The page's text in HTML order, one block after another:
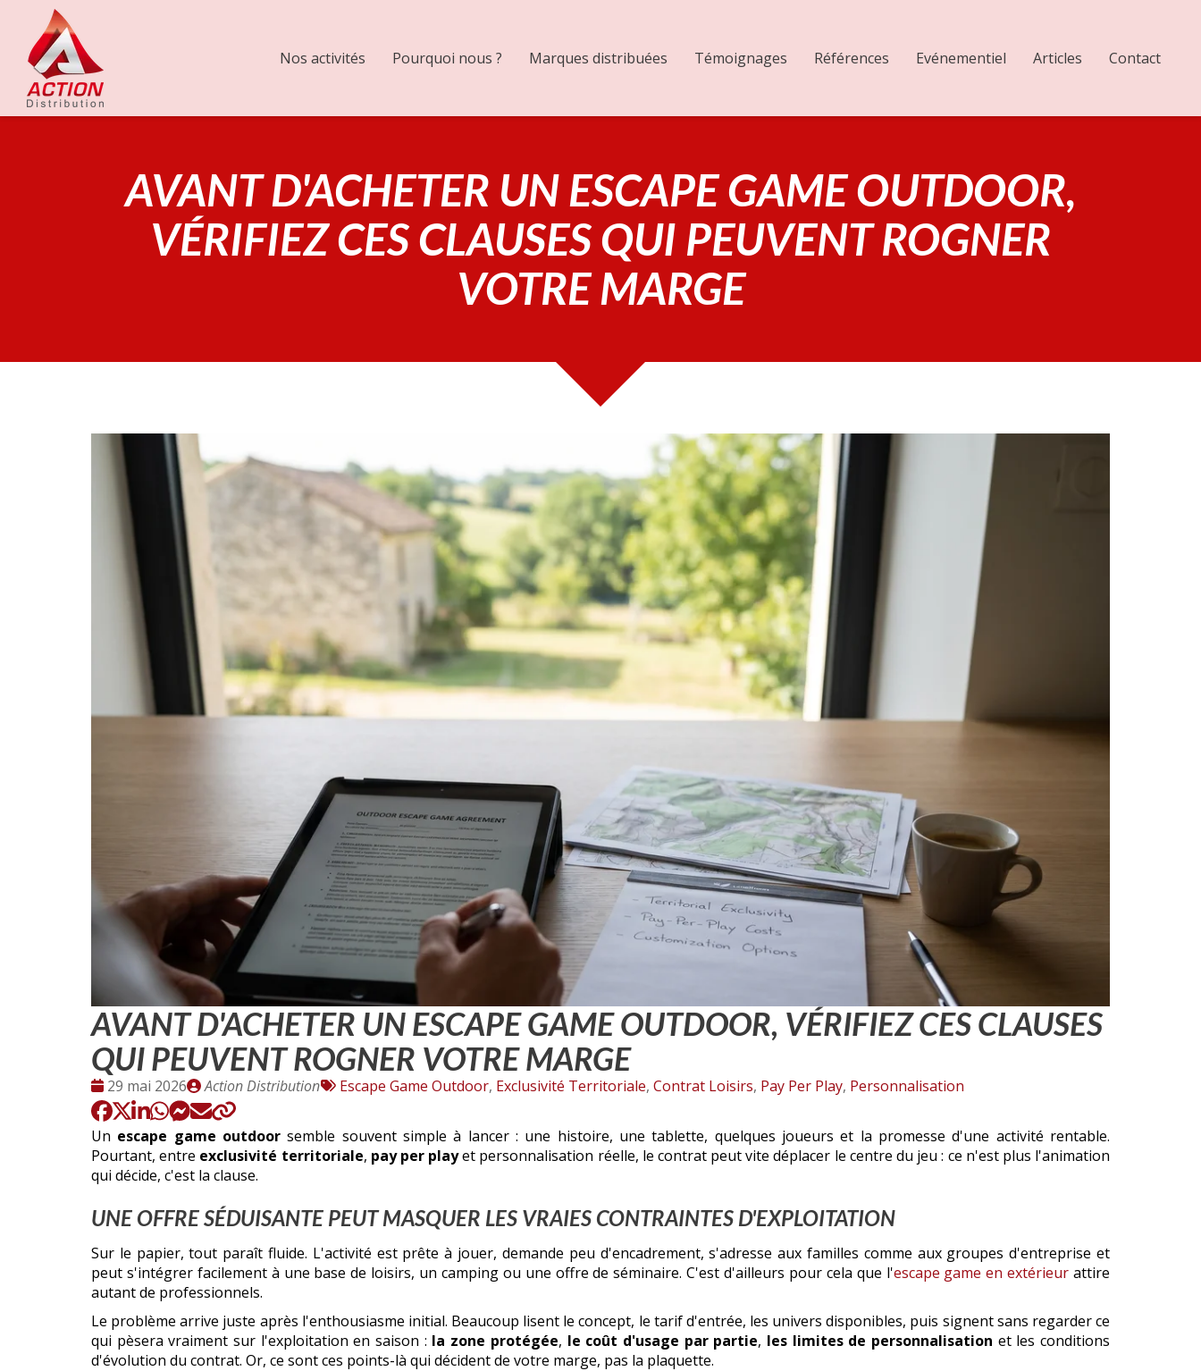
Nos activités Pourquoi nous ? Marques distribuées Témoignages Références Evénementiel Articles Contact
AVANT D'ACHETER UN ESCAPE GAME OUTDOOR,
VÉRIFIEZ CES CLAUSES QUI PEUVENT ROGNER
VOTRE MARGE
AVANT D'ACHETER UN ESCAPE GAME OUTDOOR, VÉRIFIEZ CES CLAUSES
QUI PEUVENT ROGNER VOTRE MARGE
Date
:
29 mai 2026
Publié
par
Action Distribution
Tags
Escape Game Outdoor, Exclusivité Territoriale, Contrat Loisirs, Pay Per Play, Personnalisation
Un escape game outdoor semble souvent simple à lancer : une histoire, une tablette, quelques joueurs et la promesse d'une activité rentable.
Pourtant, entre exclusivité territoriale, pay per playet personnalisation réelle, le contrat peut vite déplacer le centre du jeu : ce n'est plus l'animation
qui décide, c'est la clause.
UNE OFFRE SÉDUISANTE PEUT MASQUER LES VRAIES CONTRAINTES D'EXPLOITATION
Sur le papier, tout paraît fluide. L'activité est prête à jouer, demande peu d'encadrement, s'adresse aux familles comme aux groupes d'entreprise et
peut s'intégrer facilement à une base de loisirs, un camping ou une offre de séminaire. C'est d'ailleurs pour cela que l'escape game en extérieur attire
autant de professionnels.
Le problème arrive juste après l'enthousiasme initial. Beaucoup lisent le concept, le tarif d'entrée, les univers disponibles, puis signent sans regarder ce
qui pèsera vraiment sur l'exploitation en saison : la zone protégée, le coût d'usage par partie, les limites de personnalisation et les conditions
d'évolution du contrat. Or, ce sont ces points-là qui décident de votre marge, pas la plaquette.